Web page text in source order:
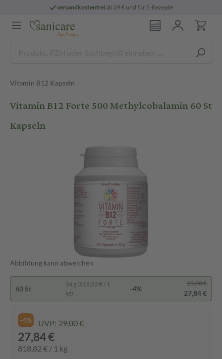
versandkostenfreiab 29 € und für E-Rezepte
Vitamin B12 Kapseln
Vitamin B12 Forte 500 Methylcobalamin 60 St
Kapseln
Abbildung kann abweichen
60 St
34 g (818,82 € / 1
kg)
-4%
29,00 €
27,84 €
-4% UVP: 29,00 €
27,84 €
818,82 € / 1 kg